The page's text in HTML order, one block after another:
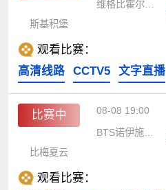
维格比霍尔姆斯
斯基积堡
观看比赛：
高清线路
CCTV5 文字直播
比赛中 08-08 19:00
BTS诺伊施塔特
比梅夏云
观看比赛：